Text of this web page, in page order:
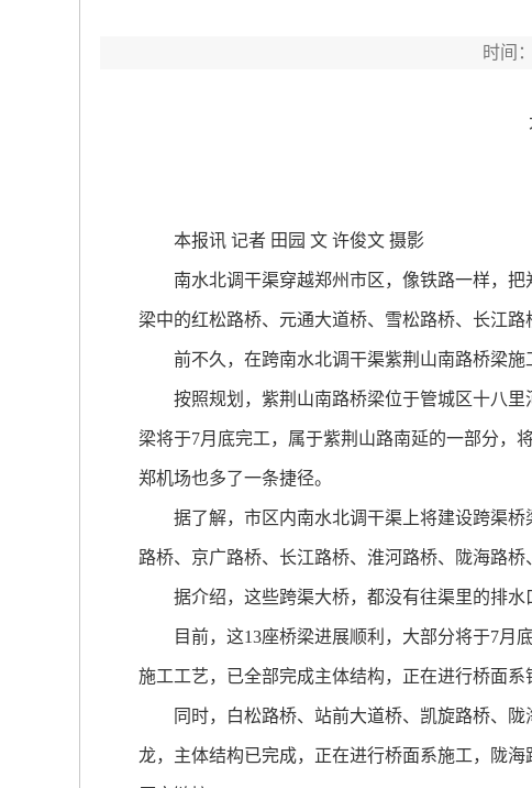
时间
本报讯 记者 田园 文 许俊文 摄影
南水北调干渠穿越郑州市区，像铁路一样，把
梁中的红松路桥、元通大道桥、雪松路桥、长江
前不久，在跨南水北调干渠紫荆山南路桥梁施
按照规划，紫荆山南路桥梁位于管城区十八里
梁将于7月底完工，属于紫荆山路南延的一部分，
郑机场也多了一条捷径。
据了解，市区内南水北调干渠上将建设跨渠桥
路桥、京广路桥、长江路桥、淮河路桥、陇海路
据介绍，这些跨渠大桥，都没有往渠里的排水
目前，这13座桥梁进展顺利，大部分将于7月底
施工工艺，已全部完成主体结构，正在进行桥面系
同时，白松路桥、站前大道桥、凯旋路桥、陇
龙，主体结构已完成，正在进行桥面系施工，陇